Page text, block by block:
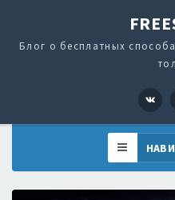
Блог о бесплатных
VK